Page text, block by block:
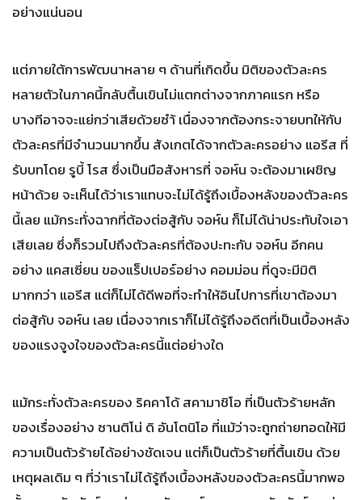
อย่างแน่นอน
แต่ภายใต้การพัฒนาหลาย ๆ ด้านที่เกิดขึ้น มิติของตัวละคร
หลายตัวในภาคนี้กลับตื้นเขินไม่แตกต่างจากภาคแรก หรือ
บางทีอาจจะแย่กว่าเสียด้วยซำ้ เนื่องจากต้องกระจายบทให้กับ
ตัวละครที่มีจำนวนมากขึ้น สังเกตได้จากตัวละครอย่าง แอรีส ที่
รับบทโดย รูบี้ โรส ซึ่งเป็นมือสังหารที่ จอห์น จะต้องมาเผชิญ
หน้าด้วย จะเห็นได้ว่าเราแทบจะไม่ได้รู้ถึงเบื้องหลังของตัวละคร
นี้เลย แม้กระทั่งฉากที่ต้องต่อสู้กับ จอห์น ก็ไม่ได้น่าประทับใจเอา
เสียเลย ซึ่งก็รวมไปถึงตัวละครที่ต้องปะทะกับ จอห์น อีกคน
อย่าง แคสเซี่ยน ของแร็ปเปอร์อย่าง คอมม่อน ที่ดูจะมีมิติ
มากกว่า แอรีส แต่ก็ไม่ได้ดีพอที่จะทำให้อินไปการที่เขาต้องมา
ต่อสู้กับ จอห์น เลย เนื่องจากเราก็ไม่ได้รู้ถึงอดีตที่เป็นเบื้องหลัง
ของแรงจูงใจของตัวละครนี้แต่อย่างใด
แม้กระทั่งตัวละครของ ริคคาโด้ สคามาชิโอ ที่เป็นตัวร้ายหลัก
ของเรื่องอย่าง ซานติโน่ ดิ อันโตนิโอ ที่แม้ว่าจะถูกถ่ายทอดให้มี
ความเป็นตัวร้ายได้อย่างชัดเจน แต่ก็เป็นตัวร้ายที่ตื้นเขิน ด้วย
เหตุผลเดิม ๆ ที่ว่าเราไม่ได้รู้ถึงเบื้องหลังของตัวละครนี้มากพอ